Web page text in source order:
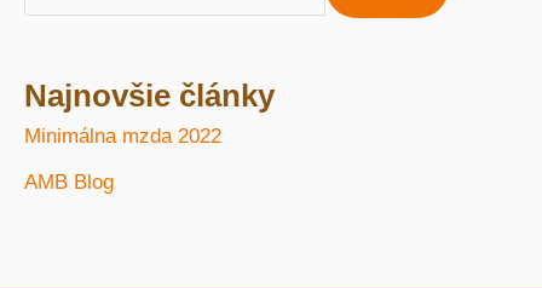
Najnovšie články
Minimálna mzda 2022
AMB Blog